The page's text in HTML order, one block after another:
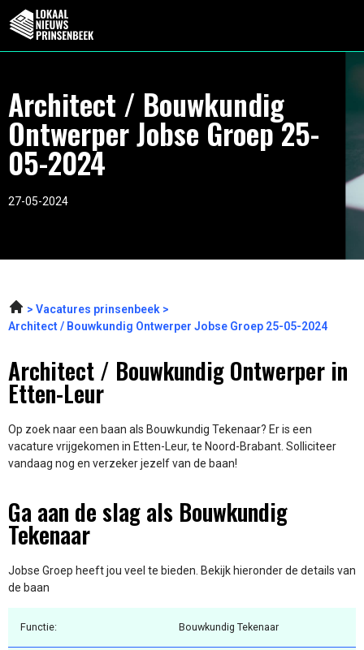
Architect / Bouwkundig
Ontwerper Jobse Groep 25-
05-2024
27-05-2024
Vacatures prinsenbeek
Architect / Bouwkundig Ontwerper Jobse Groep 25-05-2024
Architect / Bouwkundig Ontwerper in
Etten-Leur
Op zoek naar een baan als Bouwkundig Tekenaar? Er is een
vacature vrijgekomen in Etten-Leur, te Noord-Brabant. Solliciteer
vandaag nog en verzeker jezelf van de baan!
Ga aan de slag als Bouwkundig
Tekenaar
Jobse Groep heeft jou veel te bieden. Bekijk hieronder de details van
de baan
Functie: Bouwkundig Tekenaar